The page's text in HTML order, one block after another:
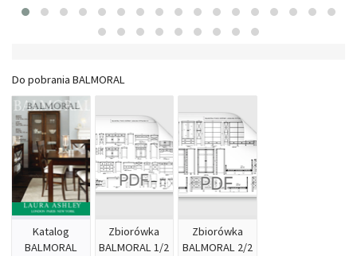
Do pobrania BALMORAL
Katalog
BALMORAL
Zbiorówka
BALMORAL 1/2
Zbiorówka
BALMORAL 2/2